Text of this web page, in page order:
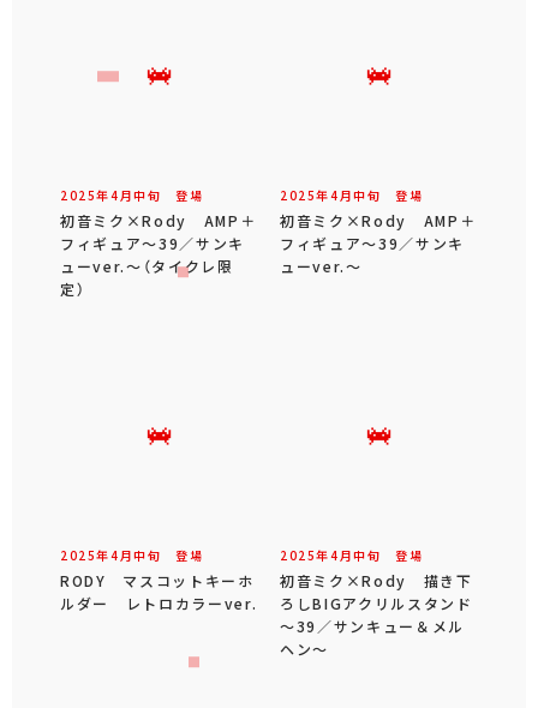
2025年4 月中旬 登場
初音ミク×Rody AMP＋
フィギュア～39／サンキ
ューver.～（タイクレ限
定）
2025年4 月中旬 登場
初音ミク×Rody AMP＋
フィギュア～39／サンキ
ューver.～
2025年4 月中旬 登場
RODY マスコットキーホ
ルダー レトロカラーver.
2025年4 月中旬 登場
初音ミク×Rody 描き下
ろしBIGアクリルスタンド
～39／サンキュー＆メル
ヘン～